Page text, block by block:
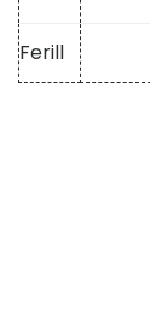
Ferill